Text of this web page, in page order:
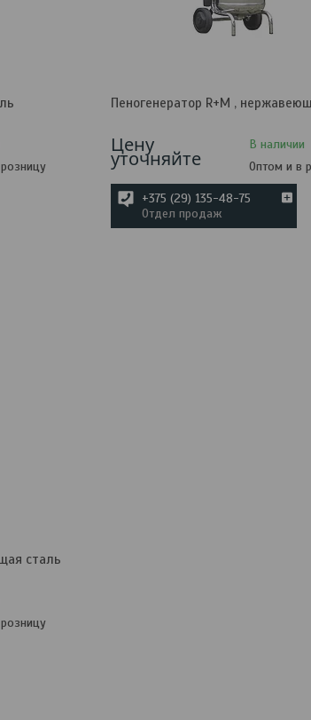
Пеногенератор R+M ,
Цену
уточняйте
В наличии
Оптом и в
+375 (29) 135-48-75
Отдел продаж
сталь